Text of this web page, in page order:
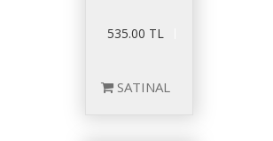
535.00 TL
SATINAL